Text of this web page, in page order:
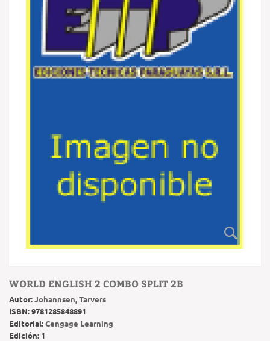
WORLD ENGLISH 2 COMBO SPLIT 2B
Autor:Johannsen, Tarvers
ISBN:9781285848891
Editorial:Cengage Learning
Edición: 1